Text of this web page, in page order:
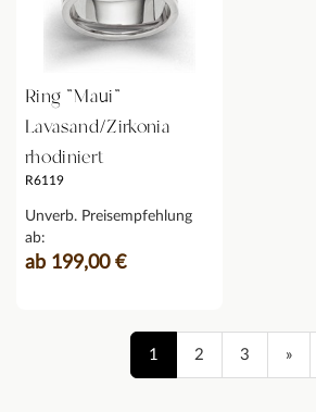
Ring "Maui"
Lavasand/Zirkonia
rhodiniert
R6119
Unverb. Preisempfehlung
ab:
ab 199,00 €
1 2 3 »